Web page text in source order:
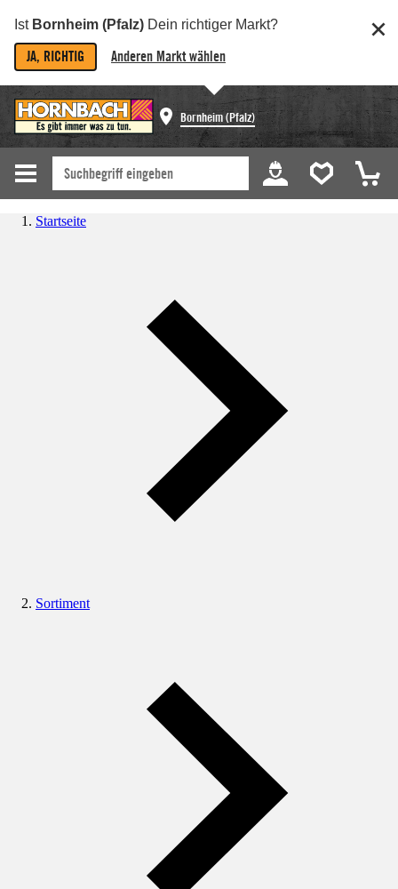
Ist Bornheim (Pfalz) Dein richtiger Markt?
JA, RICHTIG Anderen Markt wählen
Bornheim (Pfalz)
Startseite
Sortiment